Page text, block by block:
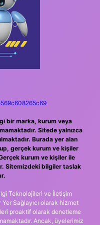
bir marka, kurum veya
Sitede yalnızca
Burada yer alan
gerçek kurum ve kişiler
kurum ve kişiler ile
Sitemizdeki bilgiler taslak
Teknolojileri ve İletişim
Sağlayıcı olarak hizmet
proaktif olarak denetleme
Ancak, üyelerimiz